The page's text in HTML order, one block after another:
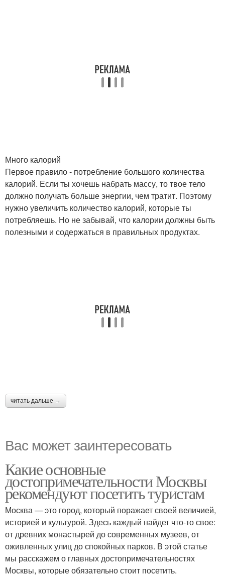
Много калорий
Первое правило - потребление большого количества
калорий. Если ты хочешь набрать массу, то твое тело
должно получать больше энергии, чем тратит. Поэтому
нужно увеличить количество калорий, которые ты
потребляешь. Но не забывай, что калории должны быть
полезными и содержаться в правильных продуктах.
читать дальше →
Вас может заинтересовать
Какие основные
достопримечательности Москвы
рекомендуют посетить туристам
Москва — это город, который поражает своей величией,
историей и культурой. Здесь каждый найдет что-то свое:
от древних монастырей до современных музеев, от
оживленных улиц до спокойных парков. В этой статье
мы расскажем о главных достопримечательностях
Москвы, которые обязательно стоит посетить.